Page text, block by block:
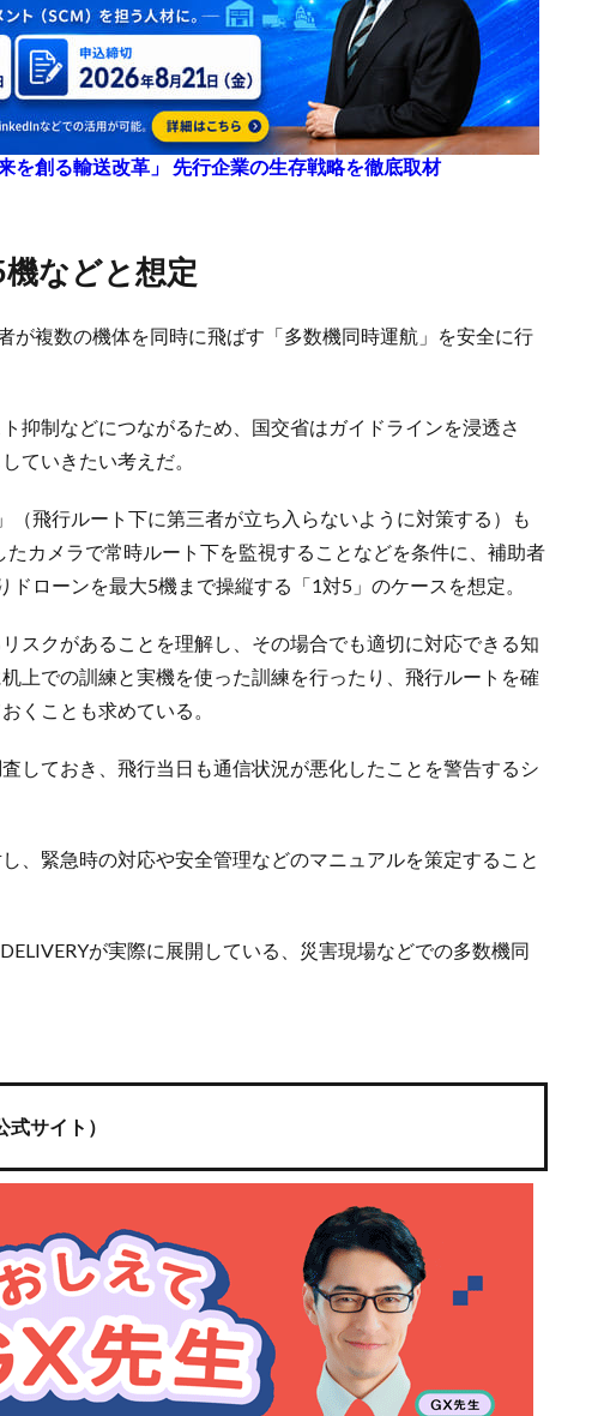
を創る輸送改革」 先行企業の生存戦略を徹底取材
機などと想定
が複数の機体を同時に飛ばす「多数機同時運航」を安全に行
抑制などにつながるため、国交省はガイドラインを浸透さ
ていきたい考えだ。
（飛行ルート下に第三者が立ち入らないように対策する）も
カメラで常時ルート下を監視することなどを条件に、補助者
ローンを最大5機まで操縦する「1対5」のケースを想定。
スクがあることを理解し、その場合でも適切に対応できる知
上での訓練と実機を使った訓練を行ったり、飛行ルートを確
くことも求めている。
しておき、飛行当日も通信状況が悪化したことを警告するシ
、緊急時の対応や安全管理などのマニュアルを策定すること
が実際に展開している、災害現場などでの多数機同
サイト）